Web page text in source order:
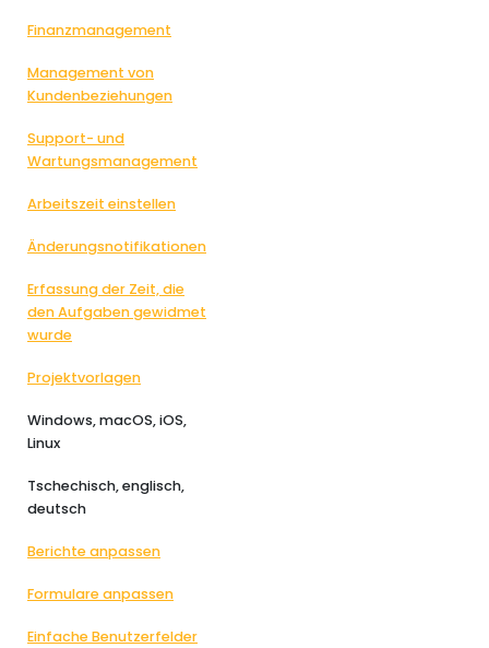
Finanzmanagement
Management von
Kundenbeziehungen
Support- und
Wartungsmanagement
Arbeitszeit einstellen
Änderungsnotifikationen
Erfassung der Zeit, die
den Aufgaben gewidmet
wurde
Projektvorlagen
Windows, macOS, iOS,
Linux
Tschechisch, englisch,
deutsch
Berichte anpassen
Formulare anpassen
Einfache Benutzerfelder